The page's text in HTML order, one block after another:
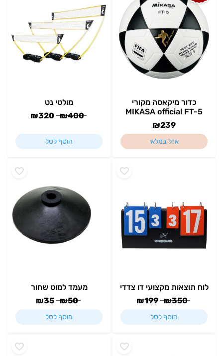
כדור מיקאסה מקורי
MIKASA official FT-5
₪239
אזל במלאי
מולטי נט
₪400
₪320
הוסף לסל
לוח תוצאות מקצועי דו צדדי
₪350
₪199
הוסף לסל
מעמד למוט שחור
₪50
₪35
הוסף לסל